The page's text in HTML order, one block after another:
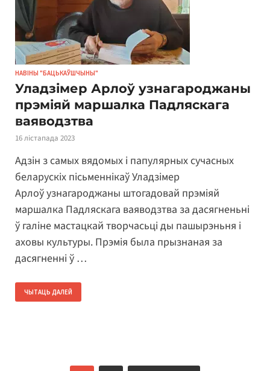
НАВІНЫ "БАЦЬКАЎШЧЫНЫ"
Уладзімер Арлоў узнагароджаны
прэміяй маршалка Падляскага
ваяводзтва
16 лістапада 2023
Адзін з самых вядомых і папулярных сучасных
беларускіх пісьменнікаў Уладзімер
Арлоў узнагароджаны штогадовай прэміяй
маршалка Падляскага ваяводзтва за дасягненьні
ў галіне мастацкай творчасьці ды пашырэньня і
аховы культуры. Прэмія была прызнаная за
дасягненні ў …
ЧЫТАЦЬ ДАЛЕЙ